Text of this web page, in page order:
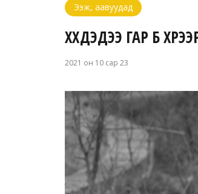
Ээж, аавуудад
ХҮҮХДЭДЭЭ ГАР БҮҮ
2021 он 10 сар 23